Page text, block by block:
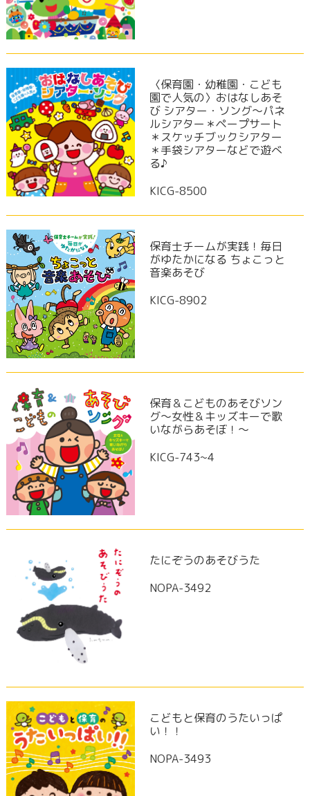
〈保育園・幼稚園・こども
園で人気の〉おはなしあそ
び シアター・ソング～パネ
ルシアター＊ペープサート
＊スケッチブックシアター
＊手袋シアターなどで遊べ
る♪
KICG-8500
保育士チームが実践！毎日
がゆたかになる ちょこっと
音楽あそび
KICG-8902
保育＆こどものあそびソン
グ～女性＆キッズキーで歌
いながらあそぼ！～
KICG-743~4
たにぞうのあそびうた
NOPA-3492
こどもと保育のうたいっぱ
い！！
NOPA-3493